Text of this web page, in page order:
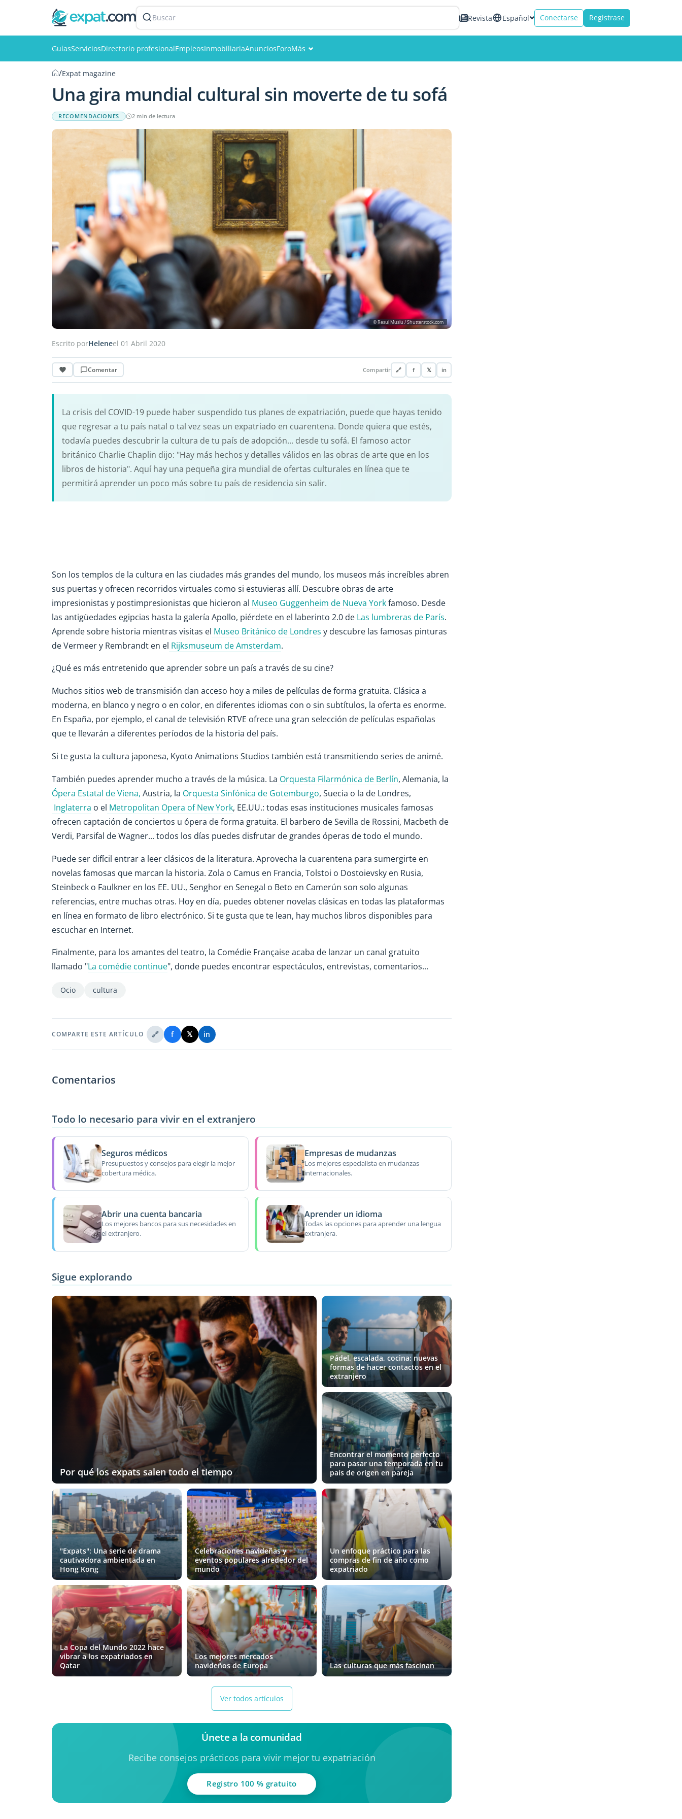
Buscar Revista Español Conectarse Registrase
GuíasServiciosDirectorio profesionalEmpleosInmobiliariaAnunciosForoMás
Miembros
/Expat magazine
Una gira mundial cultural sin moverte de tu sofá
RECOMENDACIONES 2 min de lectura
© Resul Muslu / Shutterstock.com
Escrito porHeleneel 01 Abril 2020
Comentar Compartir 🔗 f 𝕏 in
La crisis del COVID-19 puede haber suspendido tus planes de expatriación, puede que hayas tenido
que regresar a tu país natal o tal vez seas un expatriado en cuarentena. Donde quiera que estés,
todavía puedes descubrir la cultura de tu país de adopción... desde tu sofá. El famoso actor
británico Charlie Chaplin dijo: "Hay más hechos y detalles válidos en las obras de arte que en los
libros de historia". Aquí hay una pequeña gira mundial de ofertas culturales en línea que te
permitirá aprender un poco más sobre tu país de residencia sin salir.
Son los templos de la cultura en las ciudades más grandes del mundo, los museos más increíbles abren
sus puertas y ofrecen recorridos virtuales como si estuvieras allí. Descubre obras de arte
impresionistas y postimpresionistas que hicieron al Museo Guggenheim de Nueva Yorkfamoso. Desde
las antigüedades egipcias hasta la galería Apollo, piérdete en el laberinto 2.0 de Las lumbreras de París.
Aprende sobre historia mientras visitas el Museo Británico de Londres y descubre las famosas pinturas
de Vermeer y Rembrandt en el Rijksmuseum de Amsterdam.
¿Qué es más entretenido que aprender sobre un país a través de su cine?
Muchos sitios web de transmisión dan acceso hoy a miles de películas de forma gratuita. Clásica a
moderna, en blanco y negro o en color, en diferentes idiomas con o sin subtítulos, la oferta es enorme.
En España, por ejemplo, el canal de televisión RTVE ofrece una gran selección de películas españolas
que te llevarán a diferentes períodos de la historia del país.
Si te gusta la cultura japonesa, Kyoto Animations Studios también está transmitiendo series de animé.
También puedes aprender mucho a través de la música. La Orquesta Filarmónica de Berlín, Alemania, la
Ópera Estatal de Viena, Austria, la Orquesta Sinfónica de Gotemburgo, Suecia o la de Londres,
Inglaterra o el Metropolitan Opera of New York, EE.UU.: todas esas instituciones musicales famosas
ofrecen captación de conciertos u ópera de forma gratuita. El barbero de Sevilla de Rossini, Macbeth de
Verdi, Parsifal de Wagner... todos los días puedes disfrutar de grandes óperas de todo el mundo.
Puede ser difícil entrar a leer clásicos de la literatura. Aprovecha la cuarentena para sumergirte en
novelas famosas que marcan la historia. Zola o Camus en Francia, Tolstoi o Dostoievsky en Rusia,
Steinbeck o Faulkner en los EE. UU., Senghor en Senegal o Beto en Camerún son solo algunas
referencias, entre muchas otras. Hoy en día, puedes obtener novelas clásicas en todas las plataformas
en línea en formato de libro electrónico. Si te gusta que te lean, hay muchos libros disponibles para
escuchar en Internet.
Finalmente, para los amantes del teatro, la Comédie Française acaba de lanzar un canal gratuito
llamado "La comédie continue", donde puedes encontrar espectáculos, entrevistas, comentarios...
Ocio cultura
COMPARTE ESTE ARTÍCULO 🔗 f 𝕏 in
Comentarios
Todo lo necesario para vivir en el extranjero
Seguros médicos
Presupuestos y consejos para elegir la mejor
cobertura médica.
Empresas de mudanzas
Los mejores especialista en mudanzas
internacionales.
Abrir una cuenta bancaria
Los mejores bancos para sus necesidades en
el extranjero.
Aprender un idioma
Todas las opciones para aprender una lengua
extranjera.
Sigue explorando
Por qué los expats salen todo el tiempo
Pádel, escalada, cocina: nuevas
formas de hacer contactos en el
extranjero
Encontrar el momento perfecto
para pasar una temporada en tu
país de origen en pareja
"Expats": Una serie de drama
cautivadora ambientada en
Hong Kong
Celebraciones navideñas y
eventos populares alrededor del
mundo
Un enfoque práctico para las
compras de fin de año como
expatriado
La Copa del Mundo 2022 hace
vibrar a los expatriados en
Qatar
Los mejores mercados
navideños de Europa
Las culturas que más fascinan
Ver todos artículos
Únete a la comunidad
Recibe consejos prácticos para vivir mejor tu expatriación
Registro 100 % gratuito